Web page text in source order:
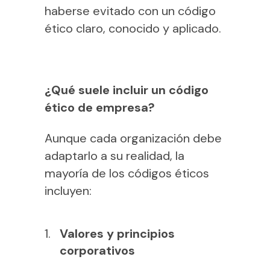
haberse evitado con un código
ético claro, conocido y aplicado.
¿Qué suele incluir un código
ético de empresa?
Aunque cada organización debe
adaptarlo a su realidad, la
mayoría de los códigos éticos
incluyen:
Valores y principios
corporativos